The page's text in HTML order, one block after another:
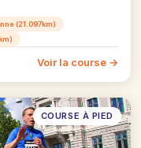
(21.097km)
Voir la course →
COURSE À PIED